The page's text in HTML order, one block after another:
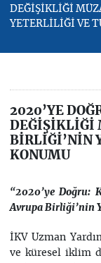
DEĞİŞİKLİĞİ
YETERLİLİĞİ VE
2020’YE
DEĞİŞİKLİĞİ
BİRLİĞİ’NİN
KONUMU
“2020’ye Doğru:
Avrupa Birliği’nin
İKV Uzman
ve küresel iklim